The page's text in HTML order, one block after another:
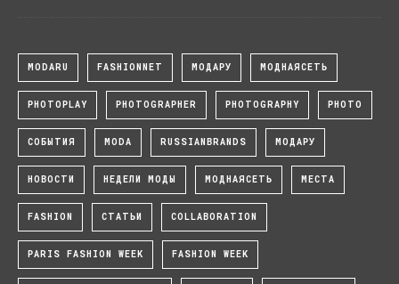
MODARU FASHIONNET МОДАРУ МОДНАЯСЕТЬ
PHOTOPLAY PHOTOGRAPHER PHOTOGRAPHY PHOTO
СОБЫТИЯ MODA RUSSIANBRANDS МОДАРУ
НОВОСТИ НЕДЕЛИ МОДЫ МОДНАЯСЕТЬ МЕСТА
FASHION СТАТЬИ COLLABORATION
PARIS FASHION WEEK FASHION WEEK